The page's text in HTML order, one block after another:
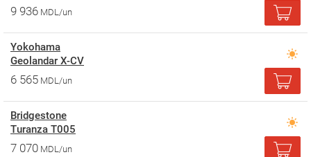
9 936 MDL/un
Yokohama
Geolandar X-CV
6 565 MDL/un
Bridgestone
Turanza T005
7 070 MDL/un